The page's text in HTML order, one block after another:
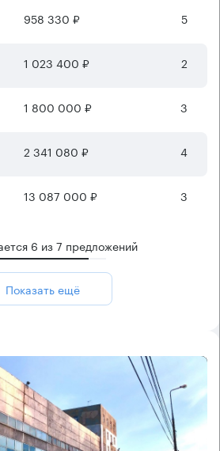
958 330 ₽ 5
1 023 400 ₽ 2
1 800 000 ₽ 3
2 341 080 ₽ 4
13 087 000 ₽ 3
6 из7 предложений
Показать ещё